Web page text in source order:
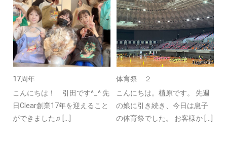
17周年
こんにちは！ 引田です^_^ 先
日Clear創業17年を迎えること
ができました♫ […]
体育祭 ２
こんにちは。植原です。 先週
の娘に引き続き、今日は息子
の体育祭でした。 お客様か […]